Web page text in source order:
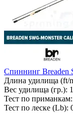
Спиннинг Breaden
Длина удилища (ft/
Вес удилища (гр.):
Тест по приманкам:
Тест по леске (Lb):